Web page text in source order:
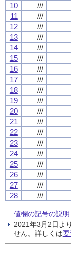
10
///
11
///
12
///
13
///
14
///
15
///
16
///
17
///
18
///
19
///
20
///
21
///
22
///
23
///
24
///
25
///
26
///
27
///
28
///
値欄の記号の説明
2021年3月2日よ
せん。詳しくは